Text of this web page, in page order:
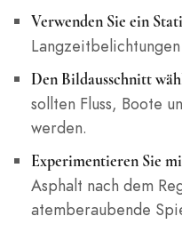
Verwenden Sie ein
Den Bildausschnitt
sollten Fluss, Boote
werden.
Experimentieren Sie
Asphalt nach dem
atemberaubende